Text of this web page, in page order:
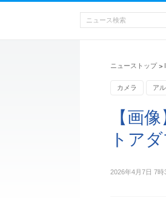
ニューストップ >
カメラ ア
【画
トア
2026年4月7日 7時